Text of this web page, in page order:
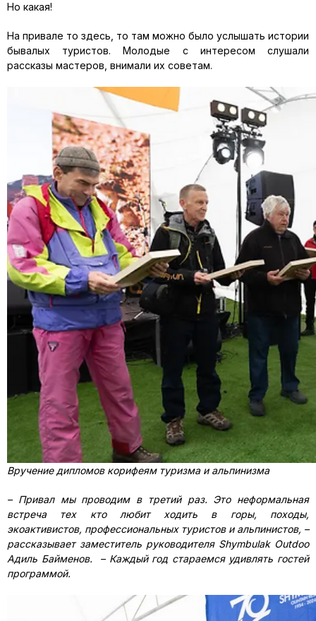
Но какая!
На привале то здесь, то там можно было услышать истории
бывалых туристов. Молодые с интересом слушали
рассказы мастеров, внимали их советам.
Вручение дипломов корифеям туризма и альпинизма
– Привал мы проводим в третий раз. Это неформальная
встреча тех кто любит ходить в горы, походы,
экоактивистов, профессиональных туристов и альпинистов, –
рассказывает заместитель руководителя Shymbulak Outdoo
Адиль Байменов. – Каждый год стараемся удивлять гостей
программой.